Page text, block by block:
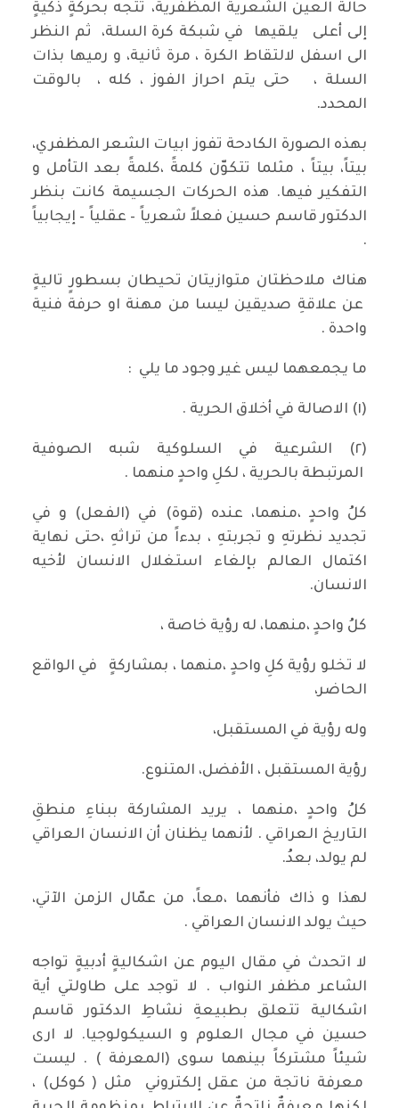
حالة العين الشعرية المظفرية، تتجه بحركةٍ ذكيةٍ
إلى أعلى يلقيها في شبكة كرة السلة، ثم النظر
الى اسفل لالتقاط الكرة ، مرة ثانية، و رميها بذات
السلة ، حتى يتم احراز الفوز ، كله ، بالوقت
المحدد.
بهذه الصورة الكادحة تفوز ابيات الشعر المظفري،
بيتاً، بيتاً ، مثلما تتكوّن كلمةً ،كلمةً بعد التأمل و
التفكير فيها. هذه الحركات الجسيمة كانت بنظر
الدكتور قاسم حسين فعلاً شعرياً – عقلياً – إيجابياً
.
هناك ملاحظتان متوازيتان تحيطان بسطورٍ تاليةٍ
عن علاقةِ صديقين ليسا من مهنة او حرفة فنية
واحدة .
ما يجمعهما ليس غير وجود ما يلي :
(١) الاصالة في أخلاق الحرية .
(٢) الشرعية في السلوكية شبه الصوفية
المرتبطة بالحرية ، لكلِ واحدٍ منهما .
كلُ واحدٍ ،منهما، عنده (قوة) في (الفعل) و في
تجديد نظرتهِ و تجربتهِ ، بدءاً من تراثهِ ،حتى نهاية
اكتمال العالم بإلغاء استغلال الانسان لأخيه
الانسان.
كلُ واحدٍ ،منهما، له رؤية خاصة ،
لا تخلو رؤية كلِ واحدٍ ،منهما ، بمشاركةٍ في الواقع
الحاضر،
وله رؤية في المستقبل،
رؤية المستقبل ، الأفضل، المتنوع.
كلُ واحدٍ ،منهما ، يريد المشاركة ببناءِ منطقِ
التاريخ العراقي . لأنهما يظنان أن الانسان العراقي
لم يولد، بعدُ.
لهذا و ذاك فأنهما ،معاً، من عمّال الزمن الآتي،
حيث يولد الانسان العراقي .
لا اتحدث في مقال اليوم عن اشكاليةٍ أدبيةٍ تواجه
الشاعر مظفر النواب . لا توجد على طاولتي أية
اشكالية تتعلق بطبيعةِ نشاطِ الدكتور قاسم
حسين في مجال العلوم و السيكولوجيا. لا ارى
شيئاً مشتركاً بينهما سوى (المعرفة ) . ليست
معرفة ناتجة من عقل إلكتروني مثل ( كوكل) ،